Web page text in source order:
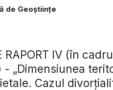
de Geoștiințe
RAPORT IV (în
- „Dimensiunea
Cazul